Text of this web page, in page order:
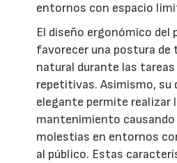
entornos con espacio
El diseño ergonómico del
favorecer una postura de
natural durante las tareas
repetitivas. Asimismo, su
elegante permite realizar
mantenimiento
molestias en entornos
al público. Estas